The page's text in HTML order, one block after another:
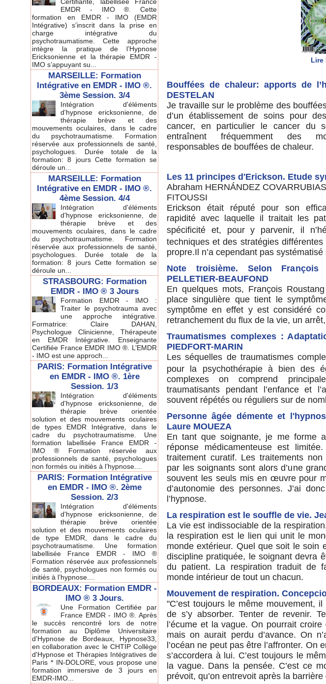
EMDR - IMO ®. Cette
formation en EMDR - IMO (EMDR
Intégrative) s’inscrit dans la prise en
charge intégrative du
psychotraumatisme. Cette approche
intègre la pratique de l’Hypnose
Ericksonienne et la thérapie EMDR -
IMO s’appuyant su...
MARSEILLE: Formation
Intégrative en EMDR - IMO ®.
3ème Session. 3/4
Intégration d'éléments
d'hypnose ericksonienne, de
thérapie brève et des
mouvements oculaires, dans le cadre
du psychotraumatisme. Formation
réservée aux professionnels de santé,
psychologues. Durée totale de la
formation: 8 jours Cette formation se
déroule un...
MARSEILLE: Formation
Intégrative en EMDR - IMO ®.
4ème Session. 4/4
Intégration d'éléments
d'hypnose ericksonienne, de
thérapie brève et des
mouvements oculaires, dans le cadre
du psychotraumatisme. Formation
réservée aux professionnels de santé,
psychologues. Durée totale de la
formation: 8 jours Cette formation se
déroule un...
STRASBOURG: Formation
EMDR - IMO ® 3 Jours
Formation EMDR - IMO :
Traiter le psychotrauma avec
une approche intégrative.
Formatrice: Claire DAHAN,
Psychologue Clinicienne, Thérapeute
en EMDR Intégrative. Enseignante
Certifiée France EMDR IMO ®. L’EMDR
- IMO est une approch...
PARIS: Formation Intégrative
en EMDR - IMO ®. 1ère
Session. 1/3
Intégration d'éléments
d'hypnose ericksonienne, de
thérapie brève orientée
solution et des mouvements oculaires
de types EMDR Intégrative, dans le
cadre du psychotraumatisme. Une
formation labellisée France EMDR -
IMO ® Formation réservée aux
professionnels de santé, psychologues
non formés ou initiés à l’hypnose....
PARIS: Formation Intégrative
en EMDR - IMO ®. 2ème
Session. 2/3
Intégration d'éléments
d'hypnose ericksonienne, de
thérapie brève orientée
solution et des mouvements oculaires
de type EMDR, dans le cadre du
psychotraumatisme. Une formation
labellisée France EMDR - IMO ®
Formation réservée aux professionnels
de santé, psychologues non formés ou
initiés à l’hypnose....
BORDEAUX: Formation EMDR -
IMO ® 3 Jours.
Une Formation Certifiée par
France EMDR - IMO ®. Après
le succès rencontré lors de notre
formation au Diplôme Universitaire
d'Hypnose de Bordeaux, Hypnose33,
en collaboration avec le CHTIP Collège
d'Hypnose et Thérapies Intégratives de
Paris * IN-DOLORE, vous propose une
formation immersive de 3 jours en
EMDR-IMO...
Lire
Bouffées de chaleur: apports de
DESTELAN
Je travaille sur le problème des
d’un établissement de soins pour
cancer, en particulier le cancer du
entraînent fréquemment des
responsables de bouffées de chaleur.
Les 11 principes d'Erickson. Etude
Abraham HERNÁNDEZ
FITOUSSI
Erickson était réputé pour son
rapidité avec laquelle il traitait les
spécificité et, pour y parvenir, il
techniques et des stratégies
propre.Il n’a cependant pas
Note troisième. Selon
PELLETIER-BEAUFOND
En quelques mots, François
place singulière que tient le
symptôme en effet y est considéré
retranchement du flux de la vie, un
Traumatismes complexes :
PIEDFORT-MARIN
Les séquelles de traumatismes
pour la psychothérapie à bien des
complexes on comprend
traumatisants pendant l’enfance et
souvent répétés ou réguliers sur de
Personne âgée démente et
Laure MOUEZA
En tant que soignante, je me forme
réponse médicamenteuse est
traitement curatif. Les traitements non
par les soignants sont alors d’une
souvent les seuls mis en œuvre pour
d’autonomie des personnes. J’ai
l’hypnose.
La respiration est le souffle de vie.
La vie est indissociable de la
la respiration est le lien qui unit le
monde extérieur. Quel que soit le soin
discipline pratiquée, le soignant devra
du patient. La respiration traduit de
monde intérieur de tout un chacun.
Mouvement de respiration.
"C’est toujours le même mouvement,
de s’y absorber. Tenter de revenir.
l’écume et la vague. On pourrait
mais on aurait perdu d’avance. On
l’océan ne peut pas être l’affronter. On
s’accordera à lui. C’est toujours le
la vague. Dans la pensée. C’est ce
prévoit, qu’on entrevoit après la